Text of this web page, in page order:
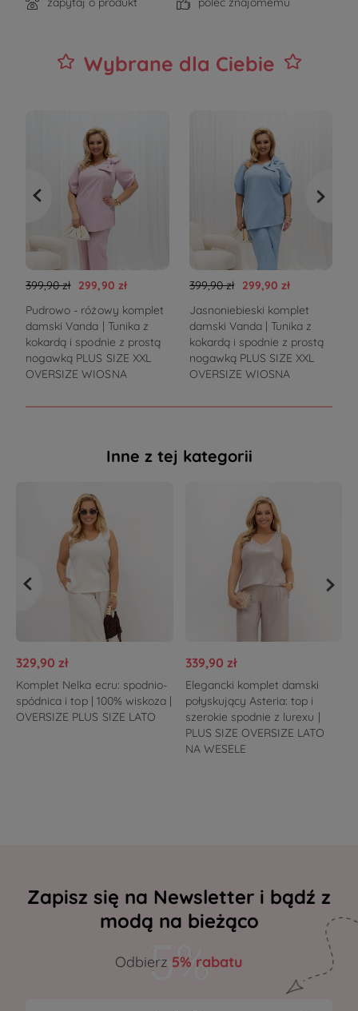
Wybrane dla Ciebie
399,90 zł 299,90 zł
Pudrowo - różowy komplet
damski Vanda | Tunika z
kokardą i spodnie z prostą
nogawką PLUS SIZE XXL
OVERSIZE WIOSNA
399,90 zł
299,90 zł
Jasnoniebieski komplet
damski Vanda | Tunika z
kokardą i spodnie z prostą
nogawką PLUS SIZE XXL
OVERSIZE WIOSNA
Inne z tej kategorii
329,90 zł
Komplet Nelka ecru: spodnio-
spódnica i top | 100% wiskoza |
OVERSIZE PLUS SIZE LATO
339,90 zł
Elegancki komplet damski
połyskujący Asteria: top i
szerokie spodnie z lurexu |
PLUS SIZE OVERSIZE LATO
NA WESELE
Zapisz się na Newsletter i bądź z
modą na bieżąco
Odbierz 5% rabatu